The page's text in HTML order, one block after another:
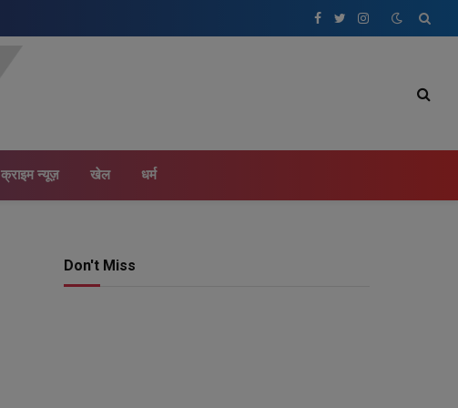
Facebook
TwitterInstagram
क्राइम न्यूज़ खेल धर्म
Don't Miss